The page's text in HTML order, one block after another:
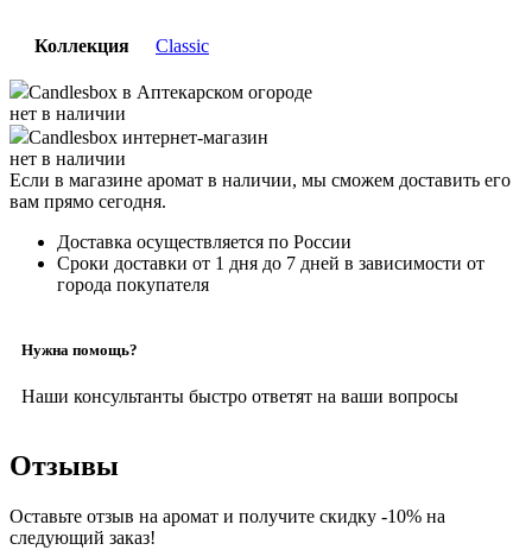
Коллекция Classic
Candlesbox в Аптекарском огороде
нет в наличии
Candlesbox интернет-магазин
нет в наличии
Если в магазине аромат в наличии, мы сможем доставить его
вам прямо сегодня.
Доставка осуществляется по России
Сроки доставки от 1 дня до 7 дней в зависимости от
города покупателя
Нужна помощь?
Наши консультанты быстро ответят на ваши вопросы
Отзывы
Оставьте отзыв на аромат и получите скидку -10% на
следующий заказ!